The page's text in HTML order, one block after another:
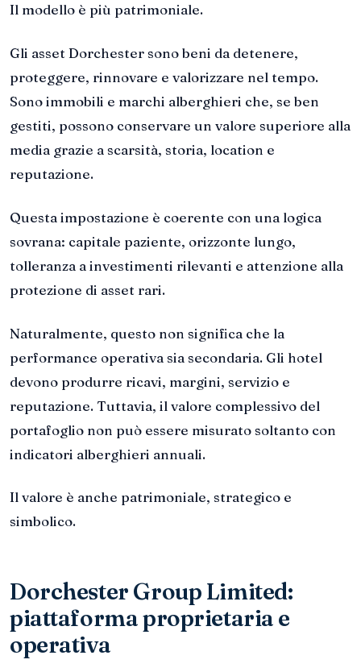
Il modello è più patrimoniale.
Gli asset Dorchester sono beni da detenere,
proteggere, rinnovare e valorizzare nel tempo.
Sono immobili e marchi alberghieri che, se ben
gestiti, possono conservare un valore superiore alla
media grazie a scarsità, storia, location e
reputazione.
Questa impostazione è coerente con una logica
sovrana: capitale paziente, orizzonte lungo,
tolleranza a investimenti rilevanti e attenzione alla
protezione di asset rari.
Naturalmente, questo non significa che la
performance operativa sia secondaria. Gli hotel
devono produrre ricavi, margini, servizio e
reputazione. Tuttavia, il valore complessivo del
portafoglio non può essere misurato soltanto con
indicatori alberghieri annuali.
Il valore è anche patrimoniale, strategico e
simbolico.
Dorchester Group Limited:
piattaforma proprietaria e
operativa